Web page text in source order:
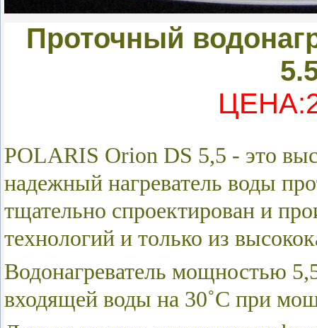
Проточный
POLARIS Orion DS 5,5 - это
надежный нагреватель воды
тщательно спроектирован и
технологий и только из
Водонагреватель мощностью
входящей воды на 30˚С при